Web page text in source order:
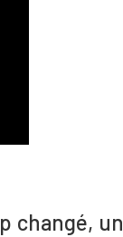
changé, un